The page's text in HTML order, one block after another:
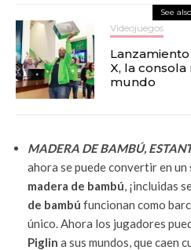
See also
Videojuegos
X, la
mundo
MADERA DE BAMBÚ,
ahora se puede convertir en
madera de bambú, ¡incluidas
de bambú funcionan como
único. Ahora los jugadores
Piglin a sus mundos, que caen